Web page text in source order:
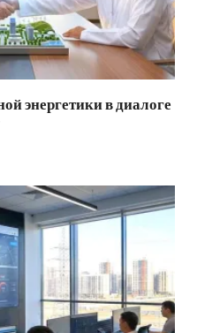
энергетики в диалоге